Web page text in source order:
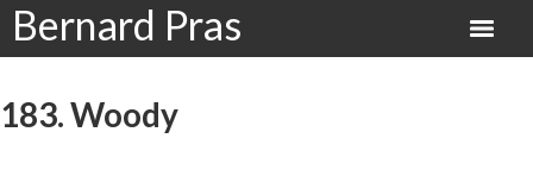
Bernard Pras
183. Woody